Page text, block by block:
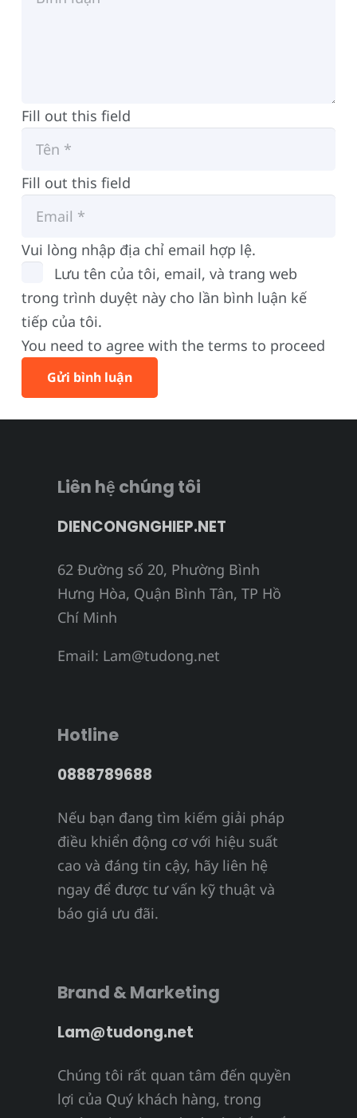
Fill out this field
Fill out this field
Vui lòng nhập địa chỉ email hợp lệ.
Lưu tên của tôi, email, và trang web
trong trình duyệt này cho lần bình luận kế
tiếp của tôi.
You need to agree with the terms to proceed
Gửi bình luận
Liên hệ chúng tôi
DIENCONGNGHIEP.NET
62 Đường số 20, Phường Bình
Hưng Hòa, Quận Bình Tân, TP Hồ
Chí Minh
Email: Lam@tudong.net
Hotline
0888789688
Nếu bạn đang tìm kiếm giải pháp
điều khiển động cơ với hiệu suất
cao và đáng tin cậy, hãy liên hệ
ngay để được tư vấn kỹ thuật và
báo giá ưu đãi.
Brand & Marketing
Lam@tudong.net
Chúng tôi rất quan tâm đến quyền
lợi của Quý khách hàng, trong